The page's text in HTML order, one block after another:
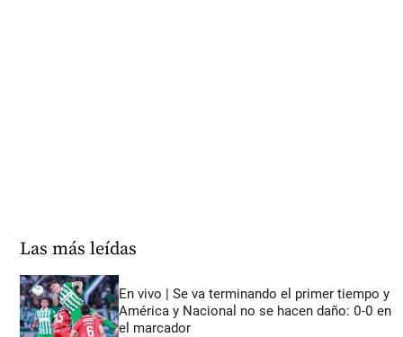
Las más leídas
En vivo | Se va terminando el primer tiempo y
América y Nacional no se hacen daño: 0-0 en
el marcador